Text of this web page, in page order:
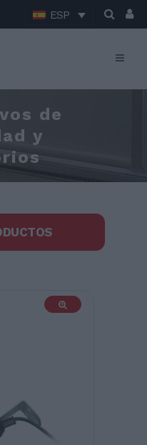
ESP
de
y